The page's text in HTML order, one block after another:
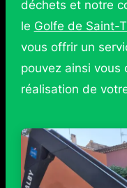
déchets et notre
le Golfe de Saint-
vous offrir un
pouvez ainsi vous
réalisation de